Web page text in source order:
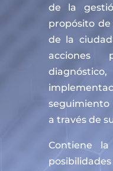
de la
propósito
de la
acciones
seguimiento
a través de
Contiene